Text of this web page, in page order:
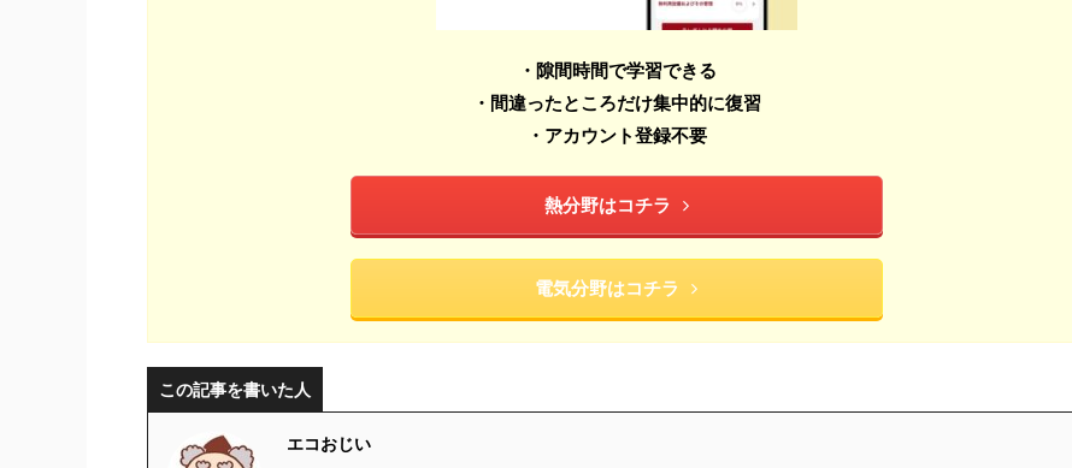
・隙間時間で学習できる
・間違ったところだけ集中的に復習
・アカウント登録不要
熱分野はコチラ
電気分野はコチラ
この記事を書いた人
エコおじい